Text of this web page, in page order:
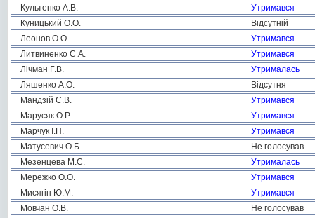
Культенко А.В.
Утримався
Куницький О.О.
Відсутній
Леонов О.О.
Утримався
Литвиненко С.А.
Утримався
Лічман Г.В.
Утрималась
Ляшенко А.О.
Відсутня
Мандзій С.В.
Утримався
Марусяк О.Р.
Утримався
Марчук І.П.
Утримався
Матусевич О.Б.
Не голосував
Мезенцева М.С.
Утрималась
Мережко О.О.
Утримався
Мисягін Ю.М.
Утримався
Мовчан О.В.
Не голосував